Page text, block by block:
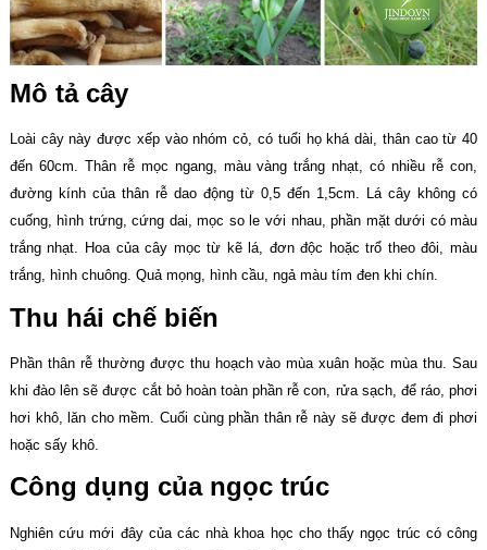
Mô tả cây
Loài cây này được xếp vào nhóm cỏ, có tuổi họ khá dài, thân cao từ 40
đến 60cm. Thân rễ mọc ngang, màu vàng trắng nhạt, có nhiều rễ con,
đường kính của thân rễ dao động từ 0,5 đến 1,5cm. Lá cây không có
cuống, hình trứng, cứng dai, mọc so le với nhau, phần mặt dưới có màu
trắng nhạt. Hoa của cây mọc từ kẽ lá, đơn độc hoặc trổ theo đôi, màu
trắng, hình chuông. Quả mọng, hình cầu, ngả màu tím đen khi chín.
Thu hái chế biến
Phần thân rễ thường được thu hoạch vào mùa xuân hoặc mùa thu. Sau
khi đào lên sẽ được cắt bỏ hoàn toàn phần rễ con, rửa sạch, để ráo, phơi
hơi khô, lăn cho mềm. Cuối cùng phần thân rễ này sẽ được đem đi phơi
hoặc sấy khô.
Công dụng của ngọc trúc
Nghiên cứu mới đây của các nhà khoa học cho thấy ngọc trúc có công